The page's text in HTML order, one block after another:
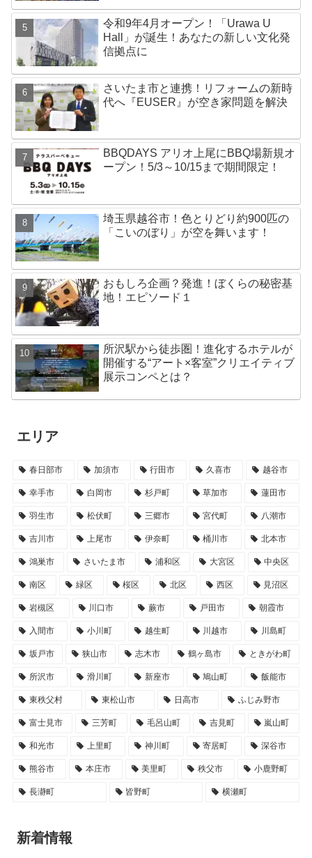
令和9年4月オープン！「Urawa U
Hall」が誕生！あなたの新しい文化発
信拠点に
さいたま市と連携！リフォームの新時
代へ『EUSER』が空き家問題を解決
BBQDAYS アリオ上尾にBBQ場新規オ
ープン！5/3～10/15まで期間限定！
埼玉県越谷市！色とりどり約900匹の
「こいのぼり」が空を舞います！
おもしろ企画？発進！ぼくらの秘密基
地！エピソード１
所沢駅から徒歩圏！進化するホテルが
開催する“アート×客室”クリエイティブ
展示コンペとは？
エリア
春日部市 加須市 行田市 久喜市 越谷市
幸手市 白岡市 杉戸町 草加市 蓮田市
羽生市 松伏町 三郷市 宮代町 八潮市
吉川市 上尾市 伊奈町 桶川市 北本市
鴻巣市 さいたま市 浦和区 大宮区 中央区
南区 緑区 桜区 北区 西区 見沼区
岩槻区 川口市 蕨市 戸田市 朝霞市
入間市 小川町 越生町 川越市 川島町
坂戸市 狭山市 志木市 鶴ヶ島市 ときがわ町
所沢市 滑川町 新座市 鳩山町 飯能市
東秩父村 東松山市 日高市 ふじみ野市
富士見市 三芳町 毛呂山町 吉見町 嵐山町
和光市 上里町 神川町 寄居町 深谷市
熊谷市 本庄市 美里町 秩父市 小鹿野町
長瀞町 皆野町 横瀬町
新着情報